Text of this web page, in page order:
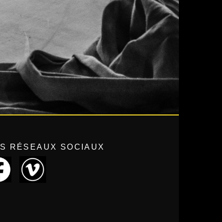
RÉSEAUX SOCIAUX